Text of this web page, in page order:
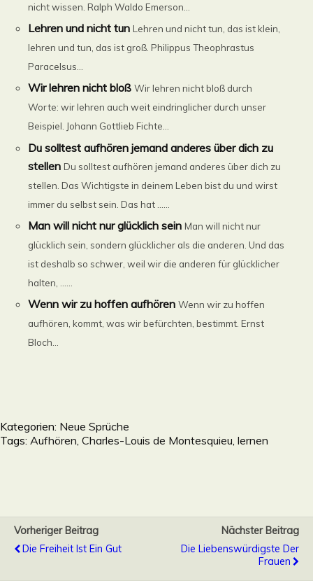
nicht wissen. Ralph Waldo Emerson...
Lehren und nicht tun Lehren und nicht tun, das ist klein,
lehren und tun, das ist groß. Philippus Theophrastus
Paracelsus...
Wir lehren nicht bloß Wir lehren nicht bloß durch
Worte: wir lehren auch weit eindringlicher durch unser
Beispiel. Johann Gottlieb Fichte...
Du solltest aufhören jemand anderes über dich zu
stellen Du solltest aufhören jemand anderes über dich zu
stellen. Das Wichtigste in deinem Leben bist du und wirst
immer du selbst sein. Das hat ......
Man will nicht nur glücklich sein Man will nicht nur
glücklich sein, sondern glücklicher als die anderen. Und das
ist deshalb so schwer, weil wir die anderen für glücklicher
halten, ......
Wenn wir zu hoffen aufhören Wenn wir zu hoffen
aufhören, kommt, was wir befürchten, bestimmt. Ernst
Bloch...
Kategorien: Neue Sprüche
Tags: Aufhören Charles-Louis de Montesquieu lernen
Vorheriger Beitrag
Die Freiheit Ist Ein Gut
Nächster Beitrag
Die Liebenswürdigste Der
Frauen